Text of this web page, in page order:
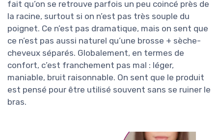
fait qu’on se retrouve parfois un peu coincé près de
la racine, surtout si on n’est pas très souple du
poignet. Ce n’est pas dramatique, mais on sent que
ce n’est pas aussi naturel qu’une brosse + sèche-
cheveux séparés. Globalement, en termes de
confort, c’est franchement pas mal : léger,
maniable, bruit raisonnable. On sent que le produit
est pensé pour être utilisé souvent sans se ruiner le
bras.